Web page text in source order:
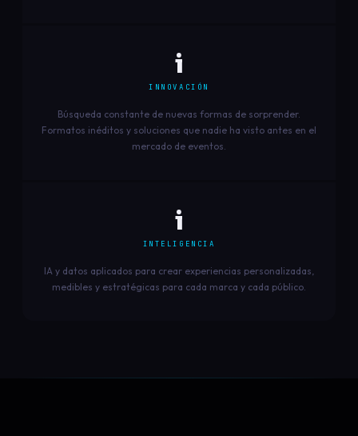
i
INNOVACIÓN
Búsqueda constante de nuevas formas de sorprender.
Formatos inéditos y soluciones que nadie ha visto antes en el
mercado de eventos.
i
INTELIGENCIA
IA y datos aplicados para crear experiencias personalizadas,
medibles y estratégicas para cada marca y cada público.